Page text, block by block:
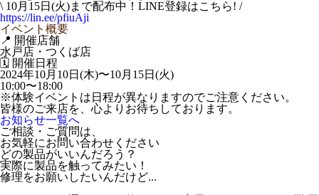
\ 10月15日(火)まで配布中！LINE登録はこちら! /
https://lin.ee/pfiuAji
イベント概要
📍 開催店舗
水戸店・つくば店
🗓️ 開催日程
2024年10月10日(木)〜10月15日(火)
10:00〜18:00
※体験イベントは日程が異なりますのでご注意ください。
皆様のご来店を、心よりお待ちしております。
お知らせ一覧へ
ご相談・ご質問は、
お気軽にお問い合わせください
どの製品がいいんだろう？
実際に製品を触ってみたい！
修理をお願いしたいんだけど...